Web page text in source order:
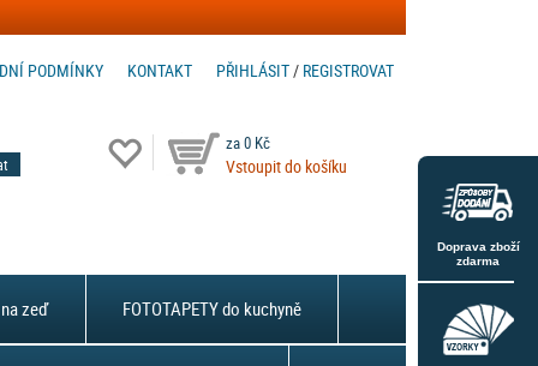
PŘIHLÁSIT/ REGISTROVAT
KONTAKT
PODMÍNKY
za 0 Kč
Vstoupit do košíku
zeď FOTOTAPETY do kuchyně
Doprava zboží
zdarma